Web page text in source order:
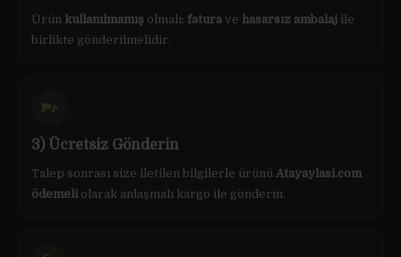
Ürün kullanılmamış olmalı; fatura ve hasarsız ambalaj ile
birlikte gönderilmelidir.
3) Ücretsiz Gönderin
Talep sonrası size iletilen bilgilerle ürünü Atayaylasi.com
ödemeliolarak anlaşmalı kargo ile gönderin.